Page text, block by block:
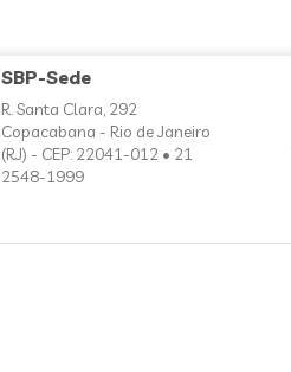
SBP-Sede
R. Santa Clara, 292
Copacabana - Rio de Janeiro
(RJ) - CEP: 22041-012 • 21
2548-1999